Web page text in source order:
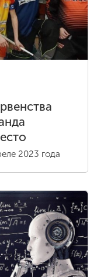
2023 года